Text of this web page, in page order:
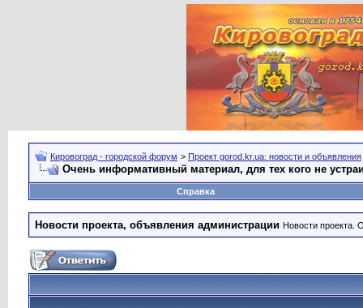
Кировоград - городской форум > Проект gorod.kr.ua: новости и объявления
Очень информативный материал, для тех кого не
Справка
Новости проекта, объявления администрации Новости проекта.